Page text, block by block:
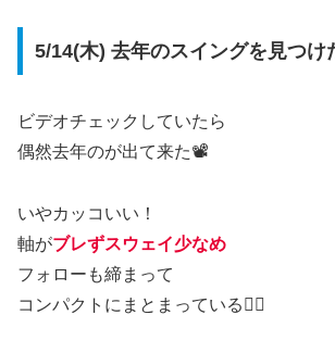
5/14(木) 去年のスイングを見つ
ビデオチェックしていたら
偶然去年のが出て来た📽️
いやカッコいい！
軸がブレずスウェイ少なめ
フォローも締まって
コンパクトにまとまっている🏌️‍♂️